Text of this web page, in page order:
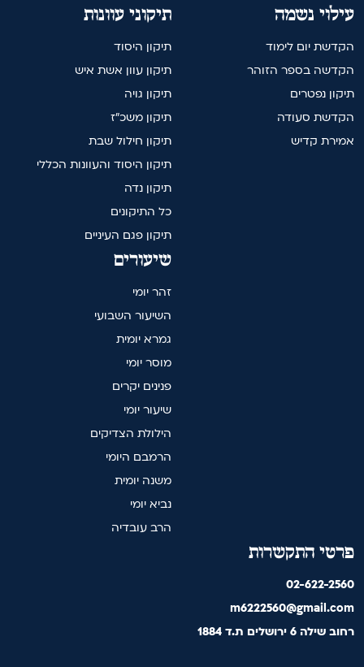
תיקוני עוונות
תיקון היסוד
תיקון עוון אשת איש
תיקון גויה
תיקון משכ"ז
תיקון חילול שבת
תיקון היסוד והעוונות הכללי
תיקון נדה
כל התיקונים
תיקון פגם העיניים
עילוי נשמה
הקדשת יום לימוד
הקדשה בספר הזוהר
תיקון נפטרים
הקדשת סעודה
אמירת קדיש
שיעורים
זהר יומי
השיעור השבועי
גמרא יומית
מוסר יומי
פנינים יקרים
שיעור יומי
הילולת הצדיקים
הרמבם היומי
משנה יומית
נביא יומי
הרב עובדיה
פרטי התקשרות
02-622-2560
m6222560@gmail.com
רחוב שילה 6 ירושלים ת.ד 1884